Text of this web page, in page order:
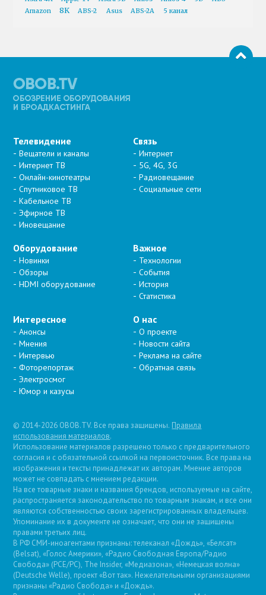
Amazon
8K ABS-2 Asus ABS-2A 5 канал
Телевидение
Вещатели и каналы
Интернет ТВ
Онлайн-кинотеатры
Спутниковое ТВ
Кабельное ТВ
Эфирное ТВ
Иновещание
Связь
Интернет
5G, 4G, 3G
Радиовещание
Социальные сети
Оборудование
Новинки
Обзоры
HDMI оборудование
Важное
Технологии
События
История
Статистика
Интересное
Анонсы
Мнения
Интервью
Фоторепортаж
Электросмог
Юмор и казусы
О нас
О проекте
Новости сайта
Реклама на сайте
Обратная связь
© 2014-2026 OBOB.TV. Все права защищены. Правила
использования материалов.
Использование материалов разрешено только с предварительного
согласия и с обязательной ссылкой на первоисточник. Все права на
изображения и тексты принадлежат их авторам. Мнение авторов
может не совпадать с мнением редакции.
На все товарные знаки и названия брендов, используемые на сайте,
распространяется законодательство по товарным знакам, и все они
являются собственностью своих зарегистрированных владельцев.
Упоминание их в документе не означает, что они не защищены
правами третьих лиц.
В РФ СМИ-иноагентами признаны: телеканал «Дождь», «Белсат»
(Belsat), «Голос Америки», «Радио Свободная Европа/Радио
Свобода» (PCE/PC), The Insider, «Медиазона», «Немецкая волна»
(Deutsche Welle), проект «Вот так». Нежелательными организациями
признаны «Радио Свобода» и «Дождь».